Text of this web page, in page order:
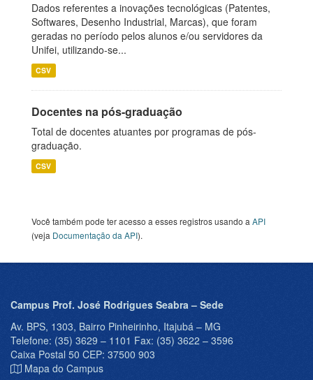
Dados referentes a inovações tecnológicas (Patentes,
Softwares, Desenho Industrial, Marcas), que foram
geradas no período pelos alunos e/ou servidores da
Unifei, utilizando-se...
CSV
Docentes na pós-graduação
Total de docentes atuantes por programas de pós-
graduação.
CSV
Você também pode ter acesso a esses registros usando a API
(veja Documentação da API).
Campus Prof. José Rodrigues Seabra – Sede
Av. BPS, 1303, Bairro Pinheirinho, Itajubá – MG
Telefone: (35) 3629 – 1101 Fax: (35) 3622 – 3596
Caixa Postal 50 CEP: 37500 903
Mapa do Campus